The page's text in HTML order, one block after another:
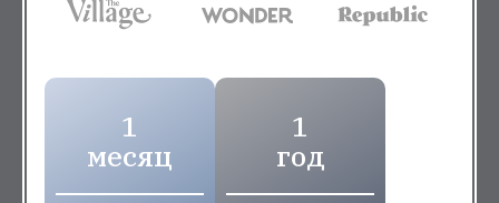
1
месяц
1
год